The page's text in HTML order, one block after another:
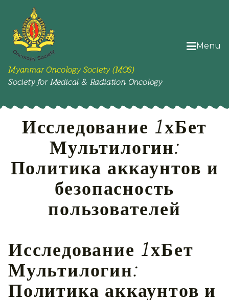
Menu
Myanmar Oncology Society (MOS)
Society for Medical & Radiation Oncology
Исследование 1хБет
Мультилогин:
Политика аккаунтов и
безопасность
пользователей
Исследование 1хБет
Мультилогин:
Политика аккаунтов и